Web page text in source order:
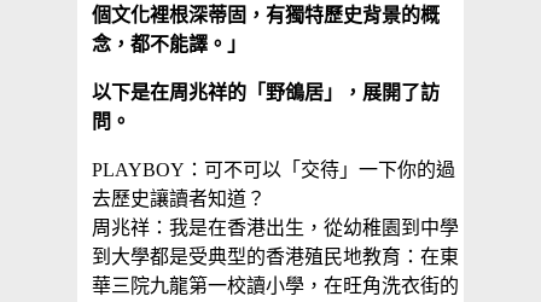
個文化裡根深蒂固，有獨特歷史背景的概
念，都不能譯。」
以下是在周兆祥的「野鴿居」，展開了訪
問。
PLAYBOY：可不可以「交待」一下你的過
去歷史讓讀者知道？
周兆祥：我是在香港出生，從幼稚園到中學
到大學都是受典型的香港殖民地教育：在東
華三院九龍第一校讀小學，在旺角洗衣街的